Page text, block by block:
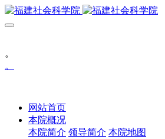
。
。
网站首页
本院概况
本院简介 领导简介 本院地图